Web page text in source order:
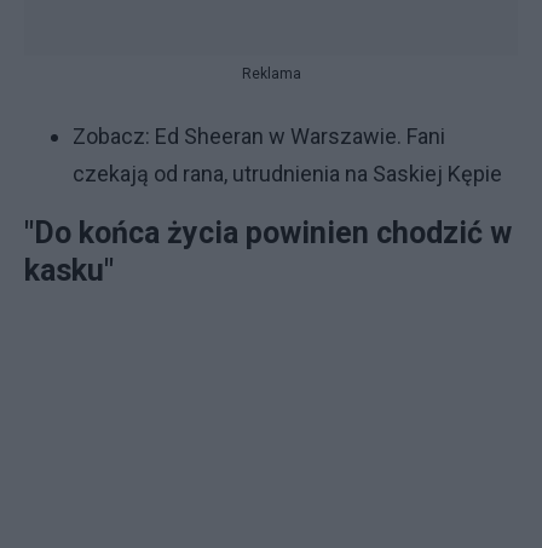
Reklama
Zobacz: Ed Sheeran w Warszawie. Fani
czekają od rana, utrudnienia na Saskiej Kępie
"Do końca życia powinien chodzić w
kasku"